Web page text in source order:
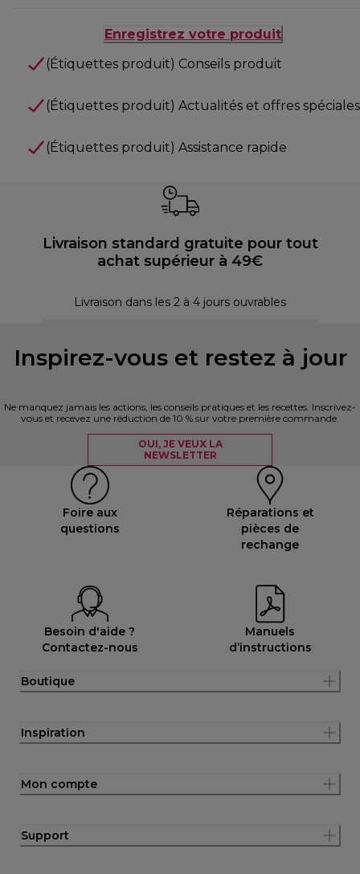
Enregistrez votre produit
(Étiquettes produit) Conseils produit
(Étiquettes produit) Actualités et offres spéciales
(Étiquettes produit) Assistance rapide
Livraison standard gratuite pour tout
achat supérieur à 49€
Livraison dans les 2 à 4 jours ouvrables
Inspirez-vous et restez à jour
Ne manquez jamais les actions, les conseils pratiques et les recettes. Inscrivez-
vous et recevez une réduction de 10 % sur votre première commande.
OUI, JE VEUX LA
NEWSLETTER
Foire aux
questions
Réparations et
pièces de
rechange
Besoin d'aide ?
Contactez-nous
Manuels
d’instructions
Boutique
Inspiration
Mon compte
Support